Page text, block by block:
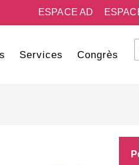
ESPACE AD
Services Congrès